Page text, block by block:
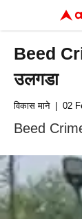
Beed
उलगडा
विकास माने| 02
Beed